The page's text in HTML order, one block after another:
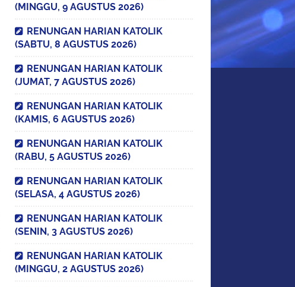
(MINGGU, 9 AGUSTUS 2026)
RENUNGAN HARIAN KATOLIK
(SABTU, 8 AGUSTUS 2026)
RENUNGAN HARIAN KATOLIK
(JUMAT, 7 AGUSTUS 2026)
RENUNGAN HARIAN KATOLIK
(KAMIS, 6 AGUSTUS 2026)
RENUNGAN HARIAN KATOLIK
(RABU, 5 AGUSTUS 2026)
RENUNGAN HARIAN KATOLIK
(SELASA, 4 AGUSTUS 2026)
RENUNGAN HARIAN KATOLIK
(SENIN, 3 AGUSTUS 2026)
RENUNGAN HARIAN KATOLIK
(MINGGU, 2 AGUSTUS 2026)